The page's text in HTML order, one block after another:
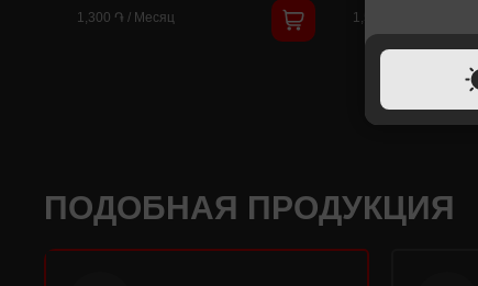
1,300 ֏ / Месяц 1,500 ֏
ПОДОБНАЯ ПРОДУКЦИЯ